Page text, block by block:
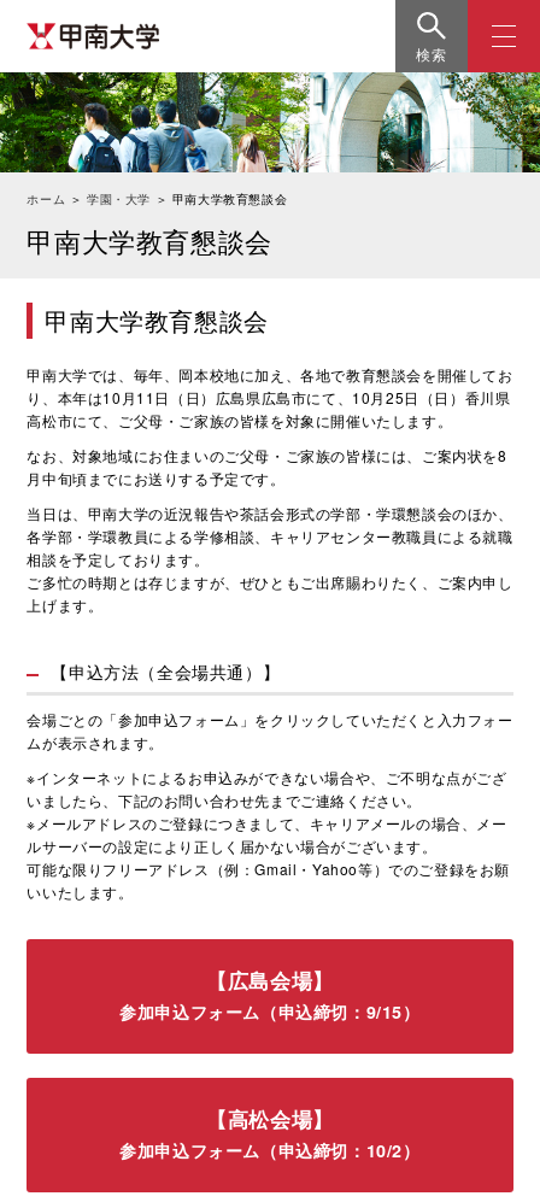
検索
ホーム ＞学園・大学 ＞ 甲南大学教育懇談会
甲南大学教育懇談会
甲南大学教育懇談会
甲南大学では、毎年、岡本校地に加え、各地で教育懇談会を開催してお
り、本年は10月11日（日）広島県広島市にて、10月25日（日）香川県
高松市にて、ご父母・ご家族の皆様を対象に開催いたします。
なお、対象地域にお住まいのご父母・ご家族の皆様には、ご案内状を8
月中旬頃までにお送りする予定です。
当日は、甲南大学の近況報告や茶話会形式の学部・学環懇談会のほか、
各学部・学環教員による学修相談、キャリアセンター教職員による就職
相談を予定しております。
ご多忙の時期とは存じますが、ぜひともご出席賜わりたく、ご案内申し
上げます。
【申込方法（全会場共通）】
会場ごとの「参加申込フォーム」をクリックしていただくと入力フォー
ムが表示されます。
※インターネットによるお申込みができない場合や、ご不明な点がござ
いましたら、下記のお問い合わせ先までご連絡ください。
※メールアドレスのご登録につきまして、キャリアメールの場合、メー
ルサーバーの設定により正しく届かない場合がございます。
可能な限りフリーアドレス（例：Gmail・Yahoo等）でのご登録をお願
いいたします。
【広島会場】
参加申込フォーム（申込締切：9/15）
【高松会場】
参加申込フォーム（申込締切：10/2）